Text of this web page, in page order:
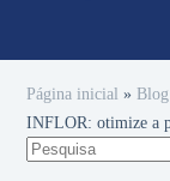
Página inicial » Blog
INFLOR: otimize a